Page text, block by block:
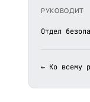
РУКОВОДИТ
Отдел
← Ко всему